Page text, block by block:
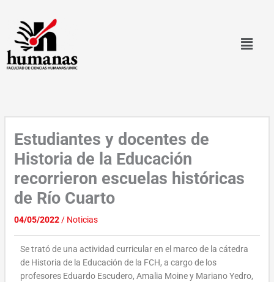
contenido
Estudiantes y docentes de
Historia de la Educación
recorrieron escuelas históricas
de Río Cuarto
04/05/2022/ Noticias
Se trató de una actividad curricular en el marco de la cátedra
de Historia de la Educación de la FCH, a cargo de los
profesores Eduardo Escudero, Amalia Moine y Mariano Yedro,